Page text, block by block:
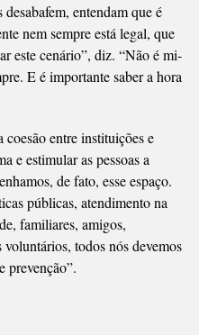
entendam que é
nem sempre está legal, que
este cenário”, diz. “Não é mi-
E é importante saber a hora
entre instituições e
e estimular as pessoas a
de fato, esse espaço.
públicas, atendimento na
familiares, amigos,
todos nós devemos
prevenção”.